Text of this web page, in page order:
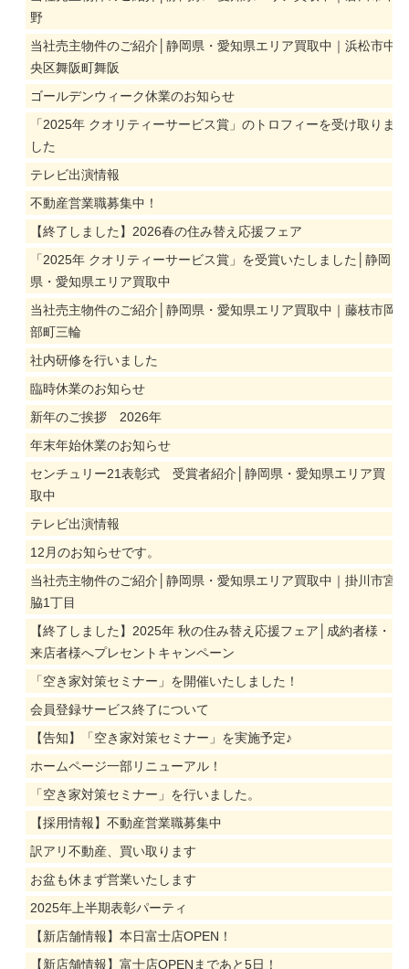
野
当社売主物件のご紹介│静岡県・愛知県エリア買取中｜浜松市中
央区舞阪町舞阪
ゴールデンウィーク休業のお知らせ
「2025年 クオリティーサービス賞」のトロフィーを受け取りま
した
テレビ出演情報
不動産営業職募集中！
【終了しました】2026春の住み替え応援フェア
「2025年 クオリティーサービス賞」を受賞いたしました│静岡
県・愛知県エリア買取中
当社売主物件のご紹介│静岡県・愛知県エリア買取中｜藤枝市岡
部町三輪
社内研修を行いました
臨時休業のお知らせ
新年のご挨拶 2026年
年末年始休業のお知らせ
センチュリー21表彰式 受賞者紹介│静岡県・愛知県エリア買
取中
テレビ出演情報
12月のお知らせです。
当社売主物件のご紹介│静岡県・愛知県エリア買取中｜掛川市宮
脇1丁目
【終了しました】2025年 秋の住み替え応援フェア│成約者様・
来店者様へプレセントキャンペーン
「空き家対策セミナー」を開催いたしました！
会員登録サービス終了について
【告知】「空き家対策セミナー」を実施予定♪
ホームページ一部リニューアル！
「空き家対策セミナー」を行いました。
【採用情報】不動産営業職募集中
訳アリ不動産、買い取ります
お盆も休まず営業いたします
2025年上半期表彰パーティ
【新店舗情報】本日富士店OPEN！
【新店舗情報】富士店OPENまであと5日！